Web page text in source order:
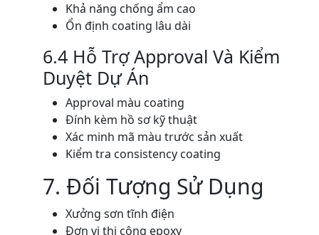
Khả năng chống ẩm cao
Ổn định coating lâu dài
6.4 Hỗ Trợ Approval Và Kiểm
Duyệt Dự Án
Approval màu coating
Đính kèm hồ sơ kỹ thuật
Xác minh mã màu trước sản xuất
Kiểm tra consistency coating
7. Đối Tượng Sử Dụng
Xưởng sơn tĩnh điện
Đơn vị thi công epoxy